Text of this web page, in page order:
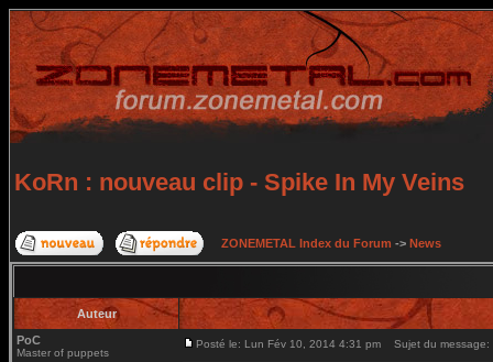
KoRn : nouveau clip - Spike In My Veins
ZONEMETAL Index du Forum -> News
Auteur
PoC
Master of puppets
Posté le: Lun Fév 10, 2014 4:31 pm Sujet du message: